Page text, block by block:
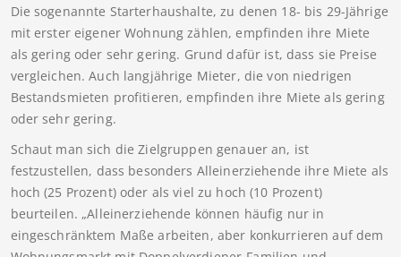
Die sogenannte Starterhaushalte, zu denen 18- bis 29-Jährige
mit erster eigener Wohnung zählen, empfinden ihre Miete
als gering oder sehr gering. Grund dafür ist, dass sie Preise
vergleichen. Auch langjährige Mieter, die von niedrigen
Bestandsmieten profitieren, empfinden ihre Miete als gering
oder sehr gering.
Schaut man sich die Zielgruppen genauer an, ist
festzustellen, dass besonders Alleinerziehende ihre Miete als
hoch (25 Prozent) oder als viel zu hoch (10 Prozent)
beurteilen. „Alleinerziehende können häufig nur in
eingeschränktem Maße arbeiten, aber konkurrieren auf dem